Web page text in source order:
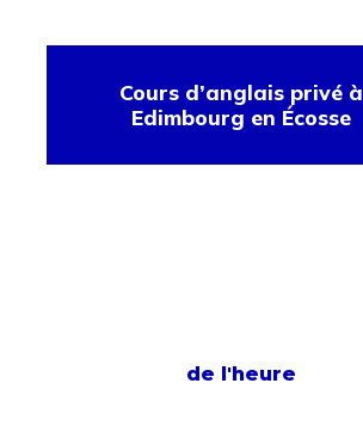
Cours d’anglais privé à
Edimbourg en Écosse
de l'heure